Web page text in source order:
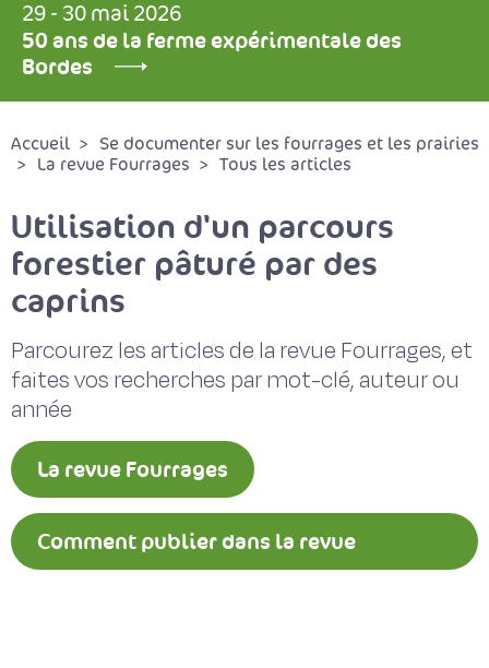
29 - 30 mai 2026
50 ans de la ferme expérimentale des
Bordes
Accueil
Se documenter sur les fourrages et les prairies
La revue Fourrages
Tous les articles
Utilisation d'un parcours
forestier pâturé par des
caprins
Parcourez les articles de la revue Fourrages, et
faites vos recherches par mot-clé, auteur ou
année
La revue Fourrages
Comment publier dans la revue